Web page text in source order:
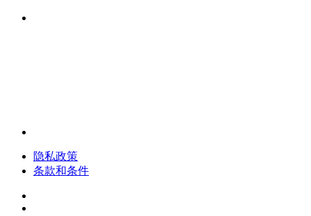
隐私政策
条款和条件